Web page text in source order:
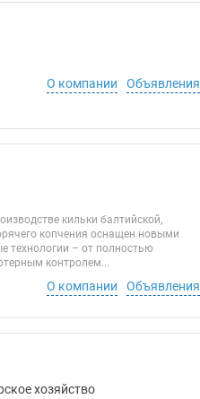
О компании Объявления
кильки балтийской,
копчения оснащен новыми
технологии – от полностью
контролем...
О компании Объявления
хозяйство